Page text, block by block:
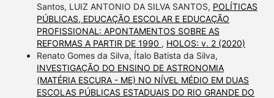
Santos, LUIZ ANTONIO DA SILVA SANTOS, POLÍTICAS
PÚBLICAS, EDUCAÇÃO ESCOLAR E EDUCAÇÃO
PROFISSIONAL: APONTAMENTOS SOBRE AS
REFORMAS A PARTIR DE 1990 , HOLOS: v. 2 (2020)
Renato Gomes da Silva, Ítalo Batista da Silva,
INVESTIGAÇÃO DO ENSINO DE ASTRONOMIA
(MATÉRIA ESCURA - ME) NO NÍVEL MÉDIO EM DUAS
ESCOLAS PÚBLICAS ESTADUAIS DO RIO GRANDE DO